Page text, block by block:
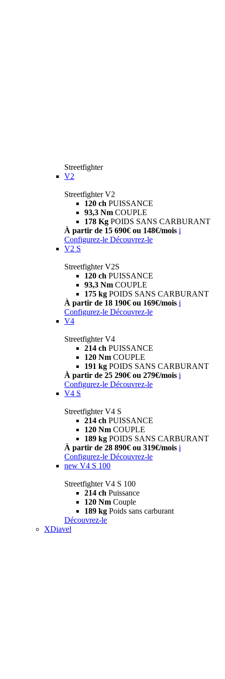
Streetfighter
V2
Streetfighter V2
120 ch PUISSANCE
93,3 Nm COUPLE
178 Kg POIDS SANS CARBURANT
À partir de 15 690€ ou 148€/mois i
Configurez-le Découvrez-le
V2 S
Streetfighter V2S
120 ch PUISSANCE
93,3 Nm COUPLE
175 kg POIDS SANS CARBURANT
À partir de 18 190€ ou 169€/mois i
Configurez-le Découvrez-le
V4
Streetfighter V4
214 ch PUISSANCE
120 Nm COUPLE
191 kg POIDS SANS CARBURANT
À partir de 25 290€ ou 279€/mois i
Configurez-le Découvrez-le
V4 S
Streetfighter V4 S
214 ch PUISSANCE
120 Nm COUPLE
189 kg POIDS SANS CARBURANT
À partir de 28 890€ ou 319€/mois i
Configurez-le Découvrez-le
new V4 S 100
Streetfighter V4 S 100
214 ch Puissance
120 Nm Couple
189 kg Poids sans carburant
Découvrez-le
XDiavel